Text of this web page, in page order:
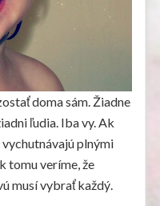
doma sám. Žiadne
ľudia. Iba vy. Ak
plnými
tomu veríme, že
musí vybrať každý.